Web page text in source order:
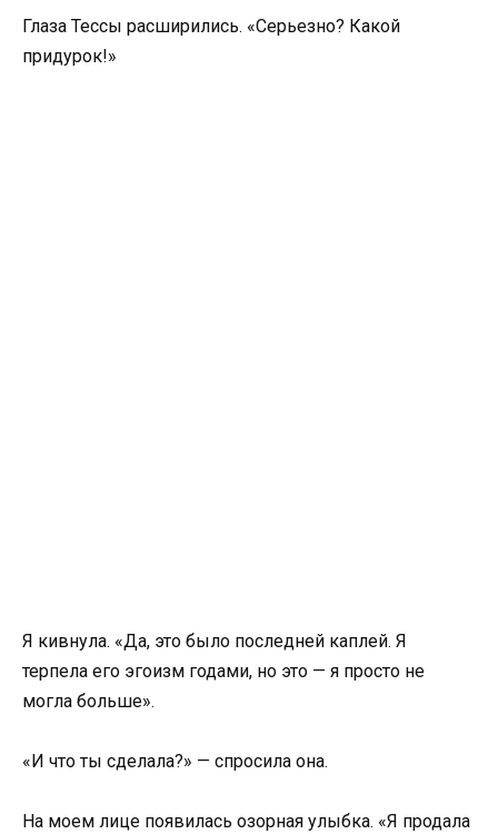
Глаза Тессы расширились. «Серьезно? Какой
придурок!»
Я кивнула. «Да, это было последней каплей. Я
терпела его эгоизм годами, но это — я просто не
могла больше».
«И что ты сделала?» — спросила она.
На моем лице появилась озорная улыбка. «Я продала